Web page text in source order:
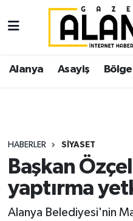
Alanya Asayiş Bölge
HABERLER SIYASET
Başkan
yaptırma
Alanya Belediyesi'nin
Alanya
Asayiş
Siyaset
Spor
Turizm
İstanbul Nöbetçi
İstanbul Hava
Süper Lig Puan
Tüm Manşetler
Son Dakika Haberleri